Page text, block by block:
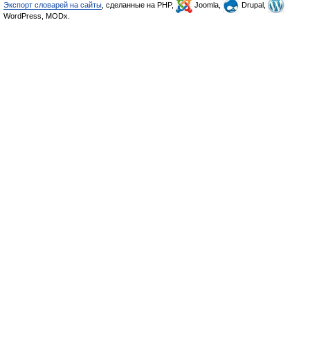
Экспорт словарей на сайты , сделанные на PHP, Joomla,
Drupal,
WordPress, MODx.